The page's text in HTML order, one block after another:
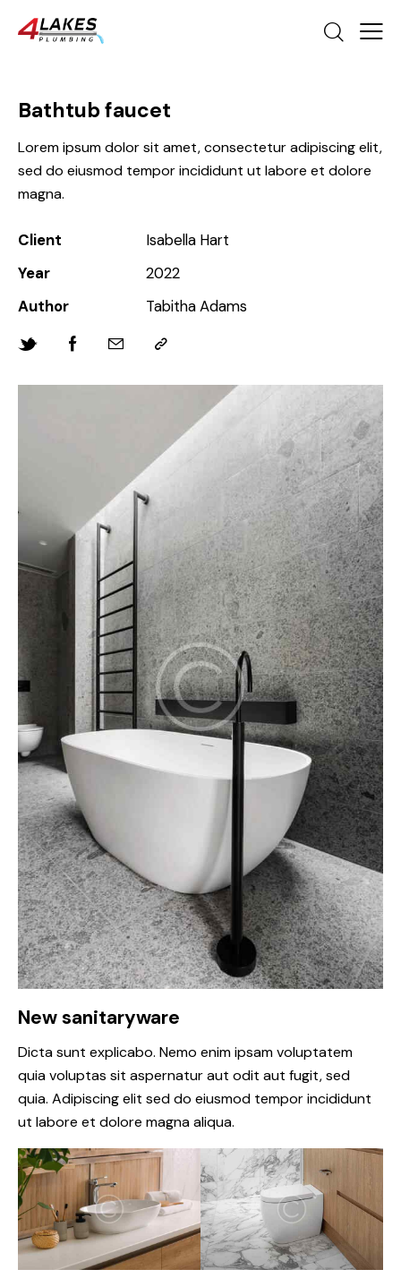
Bathtub faucet
Lorem ipsum dolor sit amet, consectetur adipiscing elit,
sed do eiusmod tempor incididunt ut labore et dolore
magna.
Client
Isabella Hart
Year
2022
Author
Tabitha Adams
New sanitaryware
Dicta sunt explicabo. Nemo enim ipsam voluptatem
quia voluptas sit aspernatur aut odit aut fugit, sed
quia. Adipiscing elit sed do eiusmod tempor incididunt
ut labore et dolore magna aliqua.